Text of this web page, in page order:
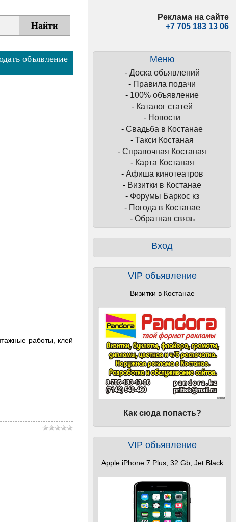
Реклама на сайте
+7 705 183 13 06
Меню
- Доска объявлений
- Правила подачи
- 100% объявление
- Каталог статей
- Новости
- Свадьба в Костанае
- Такси Костаная
- Справочная Костаная
- Карта Костаная
- Афиша кинотеатров
- Визитки в Костанае
- Форумы Баркос кз
- Погода в Костанае
- Обратная связь
Вход
VIP объявление
Визитки в Костанае
Как сюда попасть?
VIP объявление
Apple iPhone 7 Plus, 32 Gb, Jet Black
объявление
работы, клей